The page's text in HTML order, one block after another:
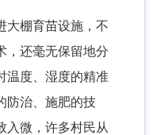
大棚育苗设施，不
，还毫无保留地分
温度、湿度的精准
防治、施肥的技
入微，许多村民从